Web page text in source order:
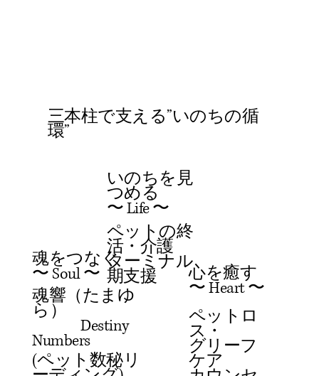
​いのちを見
つめる
​〜 Life 〜
ペットの終
活・介護
​ターミナル
期支援
魂をつなぐ
​〜 Soul 〜
魂響（たまゆ
ら）
Destiny
Numbers
(ペット数秘リ
​心を癒す
​〜 Heart 〜
ペットロ
ス・
グリーフ
ケア
三本柱で支える”いのちの循
環”